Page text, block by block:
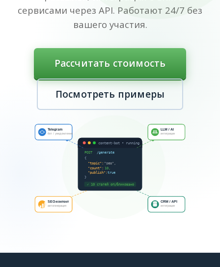
сервисами через API. Работают 24/7 без
вашего участия.
Рассчитать стоимость
Посмотреть примеры
content-bot • running
POST /generate
{
"topic": "seo",
"count": 10,
"publish":true
}
✓ 10 статей опубликовано
Telegram
бот / уведомления
LLM / AI
интеграции
SEO-контент
автогенерация
CRM / API
интеграции